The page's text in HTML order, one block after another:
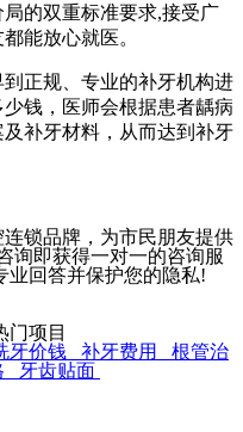
的双重标准要求,接受广
能放心就医。
正规、专业的补牙机构进
钱，医师会根据患者龋病
补牙材料，从而达到补牙
锁品牌，为市民朋友提供
询即获得一对一的咨询服
业回答并保护您的隐私!
门项目
牙价钱 补牙费用
根管治
牙齿贴面